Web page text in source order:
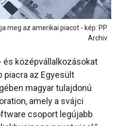
meg az amerikai piacot - kép: PP
Archiv
középvállalkozásokat
az Egyesült
magyar tulajdonú
amely a svájci
csoport legújabb